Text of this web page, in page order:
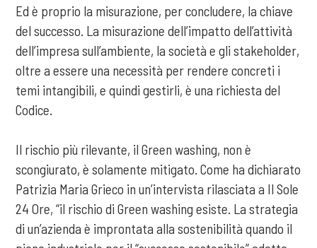
Ed è proprio la misurazione, per concludere, la chiave
del successo. La misurazione dell’impatto dell’attività
dell’impresa sull’ambiente, la società e gli stakeholder,
oltre a essere una necessità per rendere concreti i
temi intangibili, e quindi gestirli, è una richiesta del
Codice.
Il rischio più rilevante, il Green washing, non è
scongiurato, è solamente mitigato. Come ha dichiarato
Patrizia Maria Grieco in un’intervista rilasciata a Il Sole
24 Ore, “il rischio di Green washing esiste. La strategia
di un’azienda è improntata alla sostenibilità quando il